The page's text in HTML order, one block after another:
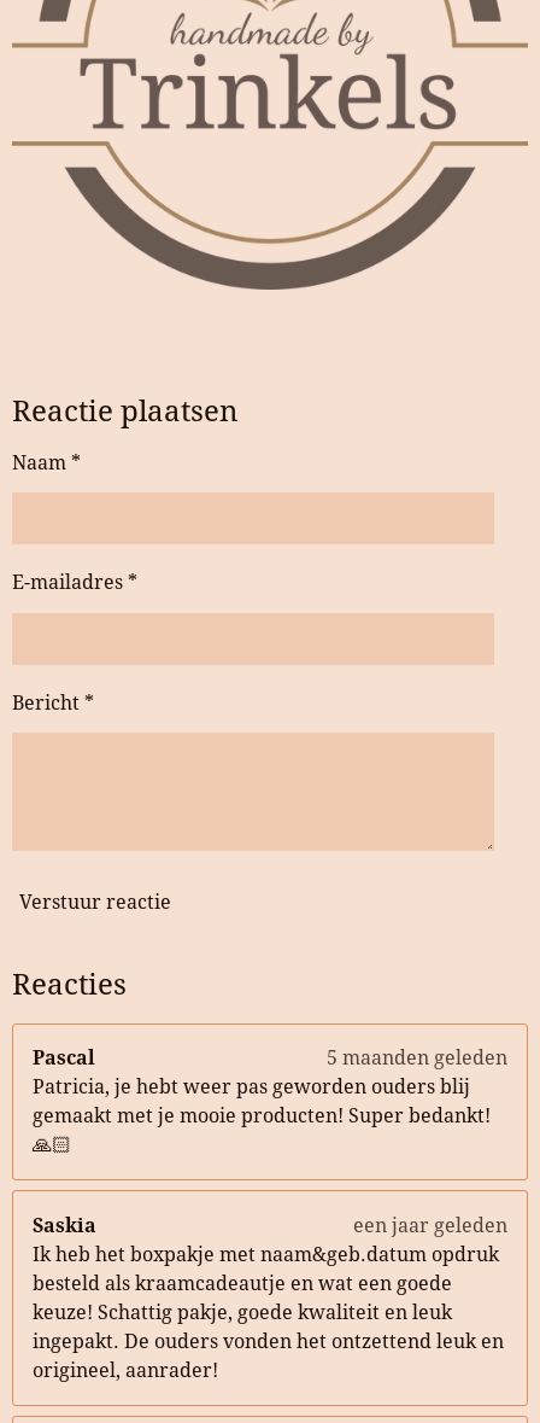
Reactie plaatsen
Naam *
E-mailadres *
Bericht *
Verstuur reactie
Reacties
Pascal
5 maanden geleden
Patricia, je hebt weer pas geworden ouders blij
gemaakt met je mooie producten! Super bedankt!
🙏🏻
Saskia
een jaar geleden
Ik heb het boxpakje met naam&geb.datum opdruk
besteld als kraamcadeautje en wat een goede
keuze! Schattig pakje, goede kwaliteit en leuk
ingepakt. De ouders vonden het ontzettend leuk en
origineel, aanrader!